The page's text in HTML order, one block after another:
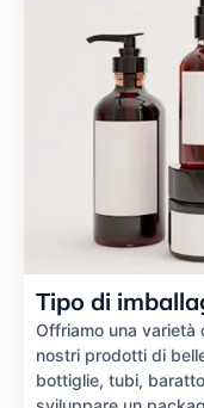
Tipo di
Offriamo una varietà
nostri prodotti di
bottiglie, tubi,